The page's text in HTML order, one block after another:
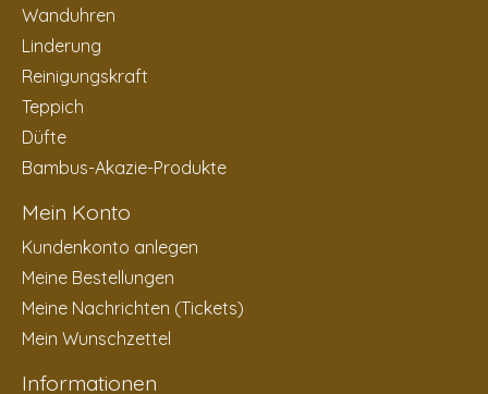
Wanduhren
Linderung
Reinigungskraft
Teppich
Düfte
Bambus-Akazie-Produkte
Mein Konto
Kundenkonto anlegen
Meine Bestellungen
Meine Nachrichten (Tickets)
Mein Wunschzettel
Informationen